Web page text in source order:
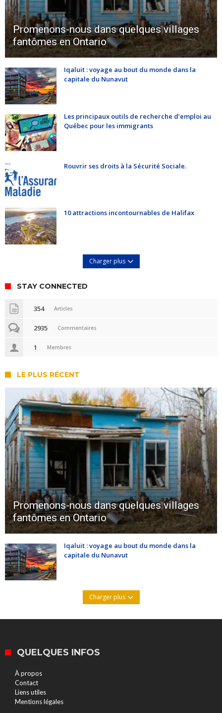
Promenons-nous dans quelques villages
fantômes en Ontario
Iqaluit : voyage au bout du monde dans la
capitale du Nunavut
Les principaux outils de recherche d’emploi au
Québec pour les immigrants
Rouvrir ses droits à la Sécurité Sociale.
10 attractions incontournables de Halifax
Charger plus
STAY CONNECTED
354 Articles
2935 Commentaires
1 Membres
LE PLUS RÉCENT
Promenons-nous dans quelques villages
fantômes en Ontario
Iqaluit : voyage au bout du monde dans la
capitale du Nunavut
Charger plus
QUELQUES INFOS
À propos
Contact
Liens utiles
Mentions légales